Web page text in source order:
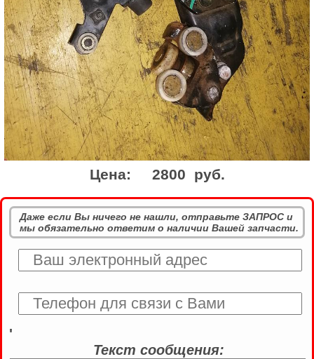
Цена: 2800 руб.
Даже если Вы ничего не нашли, отправьте ЗАПРОС и
мы обязательно ответим о наличии Вашей запчасти.
'
Текст сообщения: